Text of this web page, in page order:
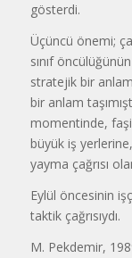
gösterdi.
Üçüncü önemi;
sınıf
stratejik bir
bir anlam
momentinde,
büyük iş
yayma çağrısı
Eylül öncesinin
taktik çağrısıydı.
M. Pekdemir,